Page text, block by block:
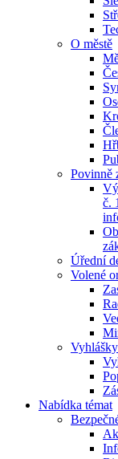
O městě
Povinně
č.
Úřední
Volené
Nabídka témat